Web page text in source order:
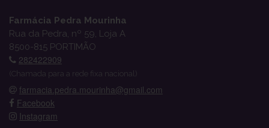
Farmácia Pedra Mourinha
Rua da Pedra, nº 59, Loja A
8500-815 PORTIMÃO
282422909
(Chamada para a rede fixa nacional)
farmacia.pedra.mourinha@gmail.com
Facebook
Instagram